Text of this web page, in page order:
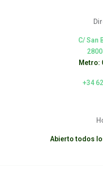
C/ San
Metro:
+34
Abierto todos